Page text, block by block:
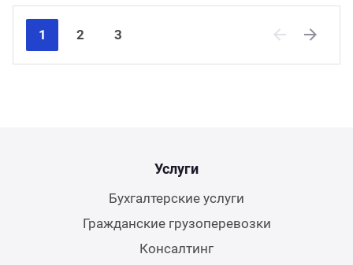
1 2
3
Услуги
Бухгалтерские услуги
Гражданские грузоперевозки
Консалтинг